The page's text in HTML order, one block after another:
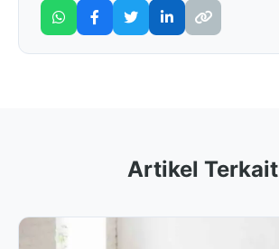
Artikel Terkait